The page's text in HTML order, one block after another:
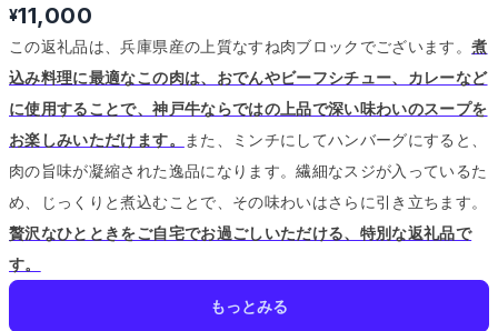
¥11,000
この返礼品は、兵庫県産の上質なすね肉ブロックでございます。煮
込み料理に最適なこの肉は、おでんやビーフシチュー、カレーなど
に使用することで、神戸牛ならではの上品で深い味わいのスープを
お楽しみいただけます。
また、ミンチにしてハンバーグにすると、
肉の旨味が凝縮された逸品になります。繊細なスジが入っているた
め、じっくりと煮込むことで、その味わいはさらに引き立ちます。
贅沢なひとときをご自宅でお過ごしいただける、特別な返礼品で
す。
もっとみる